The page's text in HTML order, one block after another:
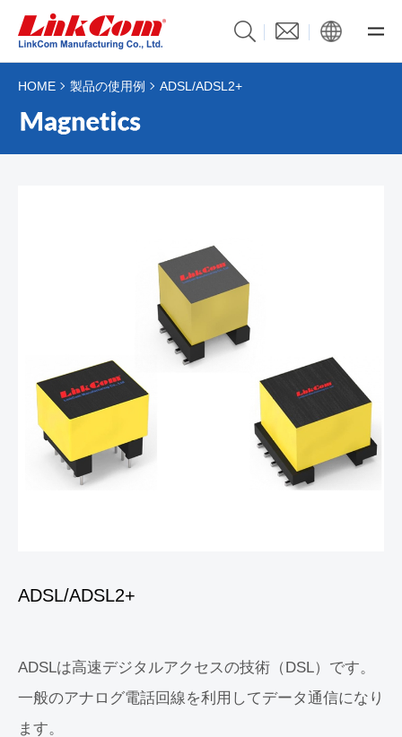
HOME 製品の使用例 ADSL/ADSL2+
ADSL/ADSL2+
ADSLは高速デジタルアクセスの技術（DSL）です。
一般のアナログ電話回線を利用してデータ通信になり
ます。